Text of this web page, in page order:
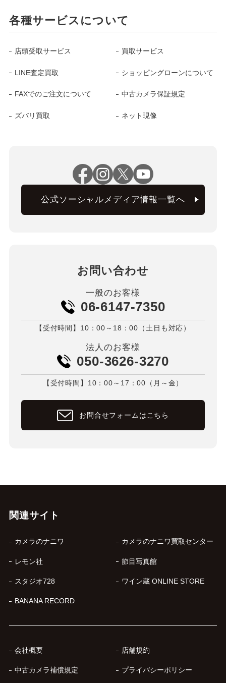
各種サービスについて
店頭受取サービス 買取サービス
LINE査定買取 ショッピングローンについて
FAXでのご注文について 中古カメラ保証規定
ズバリ買取 ネット現像
公式ソーシャルメディア情報一覧へ
お問い合わせ
一般のお客様
06-6147-7350
【受付時間】10：00～18：00（土日も対応）
法人のお客様
050-3626-3270
【受付時間】10：00～17：00（月～金）
お問合せフォームはこちら
関連サイト
カメラのナニワ カメラのナニワ買取センター
レモン社 節目写真館
スタジオ728 ワイン蔵 ONLINE STORE
BANANA RECORD
会社概要 店舗規約
中古カメラ補償規定 プライバシーポリシー